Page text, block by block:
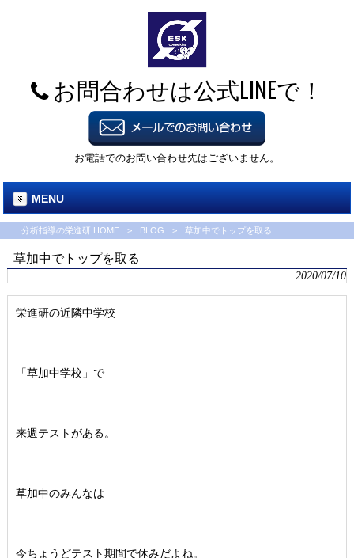
お問合わせは公式LINEで！
お電話でのお問い合わせ先はございません。
MENU
分析指導の栄進研 HOME > BLOG > 草加中でトップを取る
草加中でトップを取る
2020/07/10
栄進研の近隣中学校
「草加中学校」で
来週テストがある。
草加中のみんなは
今ちょうどテスト期間で休みだよね。